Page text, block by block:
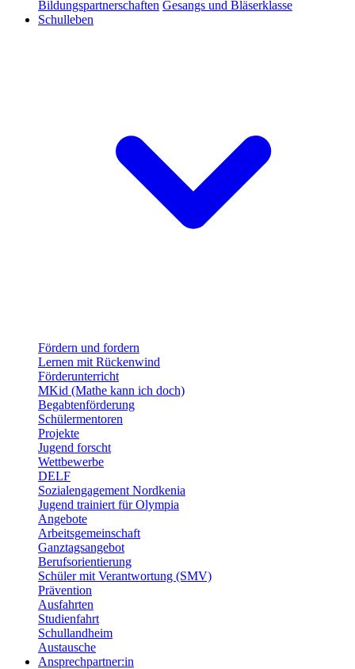
Bildungspartnerschaften Gesangs und Bläserklasse
Schulleben
Fördern und fordern
Lernen mit Rückenwind
Förderunterricht
MKid (Mathe kann ich doch)
Begabtenförderung
Schülermentoren
Projekte
Jugend forscht
Wettbewerbe
DELF
Sozialengagement Nordkenia
Jugend trainiert für Olympia
Angebote
Arbeitsgemeinschaft
Ganztagsangebot
Berufsorientierung
Schüler mit Verantwortung (SMV)
Prävention
Ausfahrten
Studienfahrt
Schullandheim
Austausche
Ansprechpartner:in